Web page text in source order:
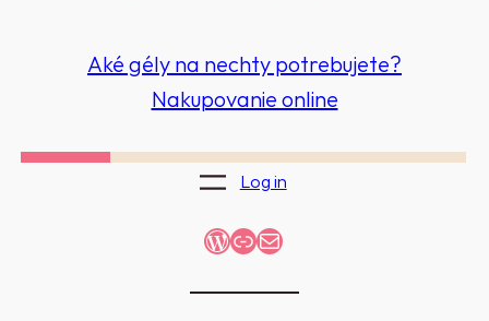
Aké gély na nechty potrebujete?
Nakupovanie online
Log in
WordPress
Link
Mail